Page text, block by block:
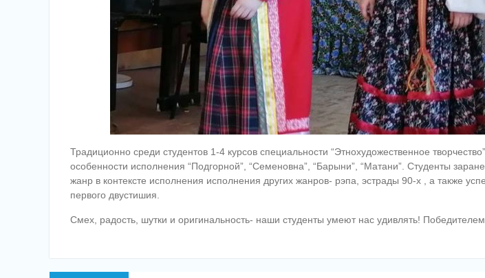
Традиционно среди студентов 1-4 курсов специальности “Этнохудожественное
особенности исполнения “Подгорной”, “Семеновна”, “Барыни”, “Матани”. Студенты
жанр в контексте исполнения исполнения других жанров- рэпа, эстрады 90-х , а также
первого двустишия.
Смех, радость, шутки и оригинальность- наши студенты умеют нас удивлять! Победителем
Навигация